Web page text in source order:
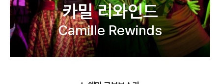
카밀 리와인드
Camille Rewinds